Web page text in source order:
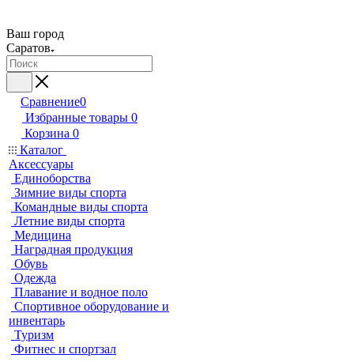
Ваш город
Саратов
Сравнение0
Избранные товары 0
Корзина 0
Каталог
Аксессуары
Единоборства
Зимние виды спорта
Командные виды спорта
Летние виды спорта
Медицина
Наградная продукция
Обувь
Одежда
Плавание и водное поло
Спортивное оборудование и
инвентарь
Туризм
Фитнес и спортзал